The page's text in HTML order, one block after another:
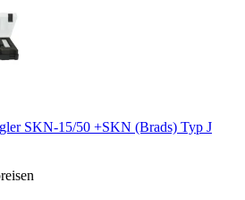
SKN-15/50 +SKN (Brads) Typ J